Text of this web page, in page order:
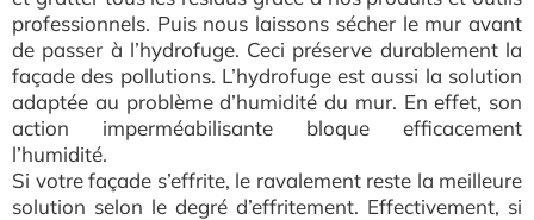
professionnels. Puis nous laissons sécher le mur avant
de passer à l’hydrofuge. Ceci préserve durablement la
façade des pollutions. L’hydrofuge est aussi la solution
adaptée au problème d’humidité du mur. En effet, son
action imperméabilisante bloque efficacement
l’humidité.
Si votre façade s’effrite, le ravalement reste la meilleure
solution selon le degré d’effritement. Effectivement, si